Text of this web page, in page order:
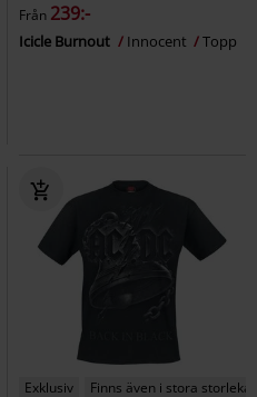
Från 239:-
Icicle Burnout Innocent Topp
Exklusiv Finns även i stora storlekar